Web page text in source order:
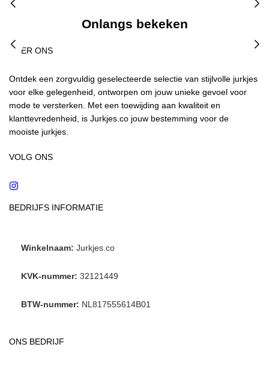
Onlangs bekeken
OVER ONS
Ontdek een zorgvuldig geselecteerde selectie van stijlvolle jurkjes
voor elke gelegenheid, ontworpen om jouw unieke gevoel voor
mode te versterken. Met een toewijding aan kwaliteit en
klanttevredenheid, is Jurkjes.co jouw bestemming voor de
mooiste jurkjes.
VOLG ONS
BEDRIJFS INFORMATIE
Winkelnaam: Jurkjes.co
KVK-nummer: 32121449
BTW-nummer: NL817555614B01
ONS BEDRIJF